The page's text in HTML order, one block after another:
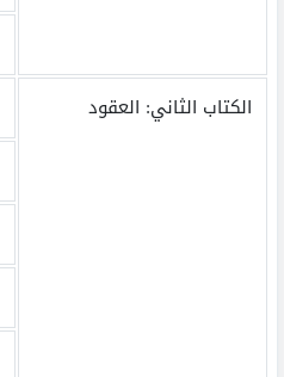
الكتاب الثاني: العقود